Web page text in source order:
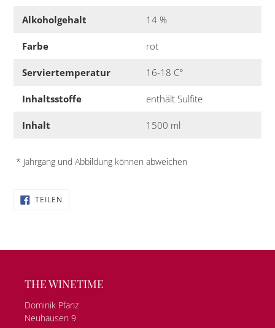
Alkoholgehalt 14 %
Farbe rot
Serviertemperatur 16-18 C°
Inhaltsstoffe enthält Sulfite
Inhalt 1500 ml
* Jahrgang und Abbildung können abweichen
TEILEN
THE WINETIME
Dominik Pfanz
Neuhausen 9